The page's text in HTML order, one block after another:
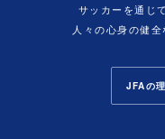
サッカーを通じ
人々の心身の健
JFAの